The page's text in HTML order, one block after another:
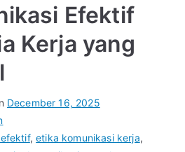
Efektif
Kerja yang
December 16, 2025
,etika komunikasi kerja,